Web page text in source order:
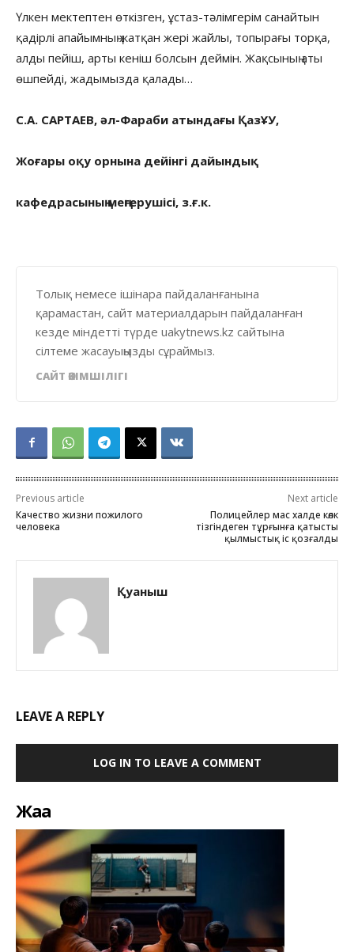
Үлкен мектептен өткізген, ұстаз-тәлімгерім санайтын
қадірлі апайымның жатқан жері жайлы, топырағы торқа,
алды пейіш, арты кеніш болсын деймін. Жақсының аты
өшпейді, жадымызда қалады…
С.А. САРТАЕВ, әл-Фараби атындағы ҚазҰУ,
Жоғары оқу орнына дейінгі дайындық
кафедрасының меңгерушісі, з.ғ.к.
Толық немесе ішінара пайдаланғанына
қарамастан, сайт материалдарын пайдаланған
кезде міндетті түрде uakytnews.kz сайтына
сілтеме жасауыңызды сұраймыз.
САЙТ ӘКІМШІЛІГІ
Previous article
Качество жизни пожилого
человека
Next article
Полицейлер мас халде көлк
тізгіндеген тұрғынға қатысты
қылмыстық іс қозғалды
Қуаныш
LEAVE A REPLY
LOG IN TO LEAVE A COMMENT
Жаңа